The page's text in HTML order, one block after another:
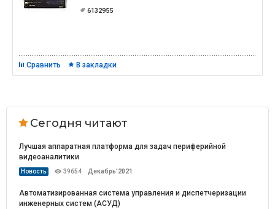
6132955
Сравнить В закладки
Сегодня читают
Лучшая аппаратная платформа для задач периферийной
видеоаналитики
Новость 39654 Декабрь’2021
Автоматизированная система управления и диспетчеризации
инженерных систем (АСУД)